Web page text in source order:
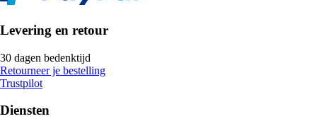
Levering en retour
30 dagen bedenktijd
Retourneer je bestelling
Trustpilot
Diensten